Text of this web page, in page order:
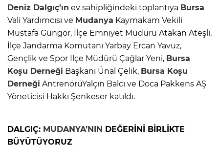
Deniz Dalgıç’ın ev sahipliğindeki toplantıya Bursa
Vali Yardımcısı ve Mudanya Kaymakam Vekili
Mustafa Güngör, İlçe Emniyet Müdürü Atakan Ateşli,
İlçe Jandarma Komutanı Yarbay Ercan Yavuz,
Gençlik ve Spor İlçe Müdürü Çağlar Yeni, Bursa
Koşu Derneği Başkanı Ünal Çelik, Bursa Koşu
Derneği AntrenörüYalçın Balcı ve Doca Pakkens AŞ
Yöneticisi Hakkı Şenkeser katıldı.
DALGIÇ: MUDANYA’NIN DEĞERİNİ BİRLİKTE
BÜYÜTÜYORUZ